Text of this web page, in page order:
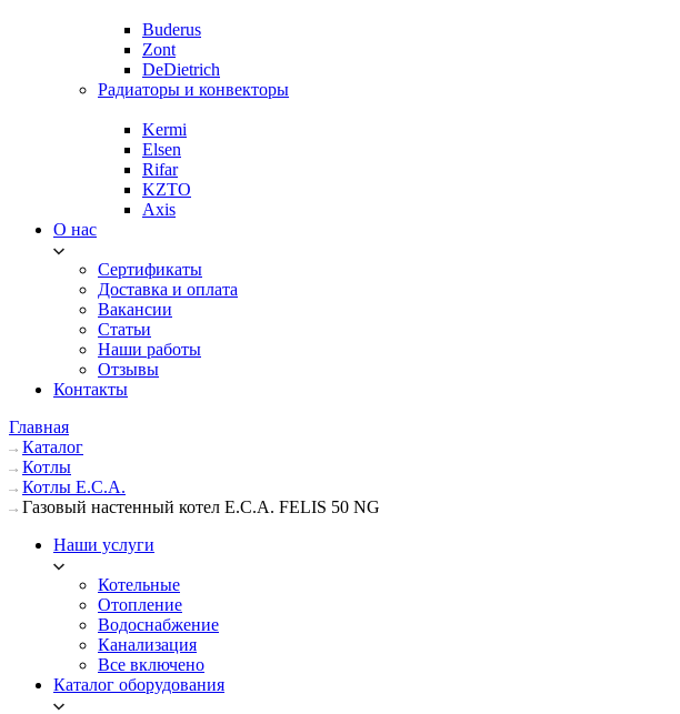
Buderus
Zont
DeDietrich
Радиаторы и конвекторы
Kermi
Elsen
Rifar
KZTO
Axis
О нас
Сертификаты
Доставка и оплата
Вакансии
Статьи
Наши работы
Отзывы
Контакты
Главная
Каталог
Котлы
Котлы E.C.A.
Газовый настенный котел E.C.A. FELIS 50 NG
Наши услуги
Котельные
Отопление
Водоснабжение
Канализация
Все включено
Каталог оборудования